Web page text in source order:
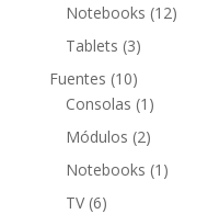
Notebooks 1212
Tablets 33
productos
Fuentes 1010
productos
Consolas 1 1
producto
Módulos 22
productos
Notebooks 1 1
TV 66